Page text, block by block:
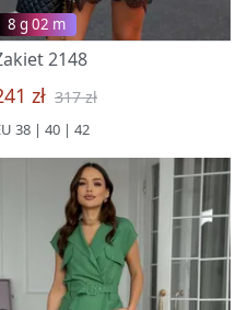
8 g 02 m
2148
zł 317 zł
38 | 40 | 42